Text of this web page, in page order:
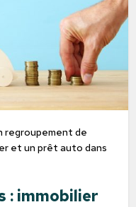
regroupement de
et un prêt auto dans
: immobilier